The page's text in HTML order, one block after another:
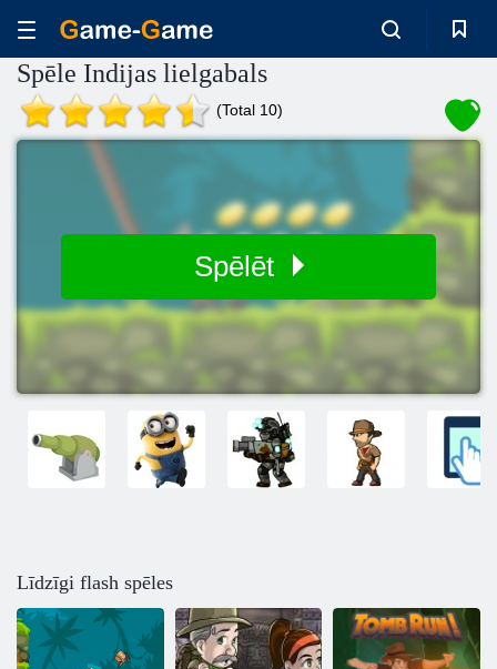
Spēle Indijas lielgabals
(Total 10)
Spēlēt
Līdzīgi flash spēles